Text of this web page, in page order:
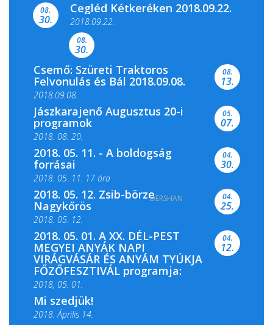
Színes és tartalmas programokkal várja a
Csemői Községi Könyvtár és...
08.
30.
Cegléd Kétkeréken 2018.09.22.
2018.09.22.
08.
30.
Csemő: Szüreti Traktoros
Felvonulás és Bál 2018.09.08.
2018.09.08.
08.
13.
Jászkarajenő Augusztus 20-i
programok
2018. 08. 20.
05.
07.
2018. 05. 11. - A boldogság
forrásai
2018. 05. 11. 17 óra
2018. 05. 11. 19 óra
04.
30.
2018. 05. 12. Zsib-börze
Nagykőrös
2018. 05. 12.
04.
25.
2018. 05. 01. A XX. DÉL-PEST
MEGYEI ANYÁK NAPI
VIRÁGVÁSÁR ÉS ANYÁM TYÚKJA
FŐZŐFESZTIVÁL programja:
2018, 05. 01.
04.
12.
Mi szedjük!
2018. Április 14.
DERSHAN